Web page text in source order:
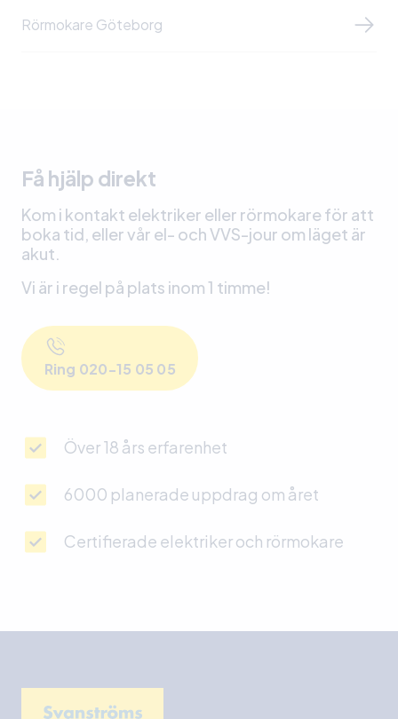
Rörmokare Göteborg
Få hjälp direkt
Kom i kontakt elektriker eller rörmokare för att
boka tid, eller vår el- och VVS-jour om läget är
akut.
Vi är i regel på plats inom 1 timme!
Ring 020-15 05 05
Över 18 års erfarenhet
6000 planerade uppdrag om året
Certifierade elektriker och rörmokare